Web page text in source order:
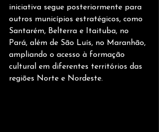
iniciativa segue posteriormente para
outros municípios estratégicos, como
Santarém, Belterra e Itaituba, no
Pará, além de São Luís, no Maranhão,
ampliando o acesso à formação
cultural em diferentes territórios das
regiões Norte e Nordeste.